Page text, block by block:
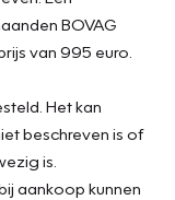
BOVAG
van 995 euro.
Het kan
beschreven is of
is.
aankoop kunnen